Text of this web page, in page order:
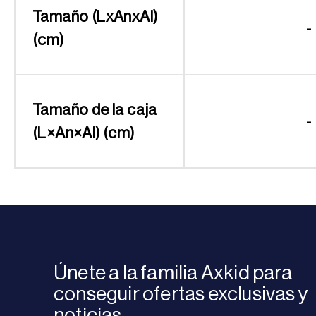
Tamaño (LxAnxAl)
(cm)
-
Tamaño de la caja
(L×An×Al) (cm)
-
Únete a la familia Axkid para
conseguir ofertas exclusivas y